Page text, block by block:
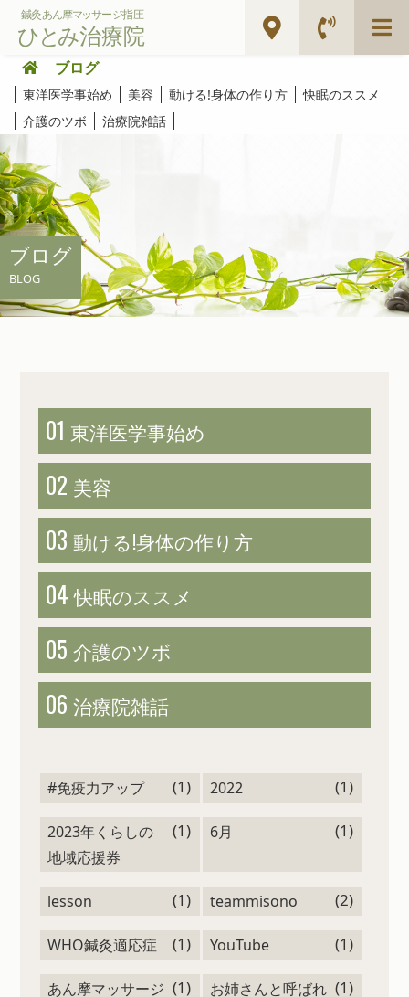
ブログ
東洋医学事始め 美容 動ける!身体の作り方
快眠のススメ
介護のツボ
治療院雑話
ブログ
BLOG
01 東洋医学事始め
02 美容
03 動ける!身体の作り方
04 快眠のススメ
05 介護のツボ
06 治療院雑話
#免疫力アップ (1) 2022 (1)
2023年くらしの
地域応援券
(1) 6月 (1)
lesson (1) teammisono (2)
WHO鍼灸適応症 (1) YouTube (1)
あん摩マッサージ (1)
お姉さんと呼ばれ (1)